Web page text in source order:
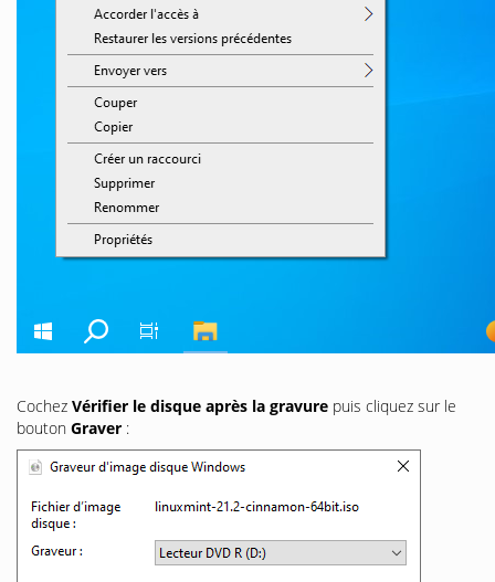
Cochez Vérifier le disque après la gravure puis cliquez sur le
bouton Graver :